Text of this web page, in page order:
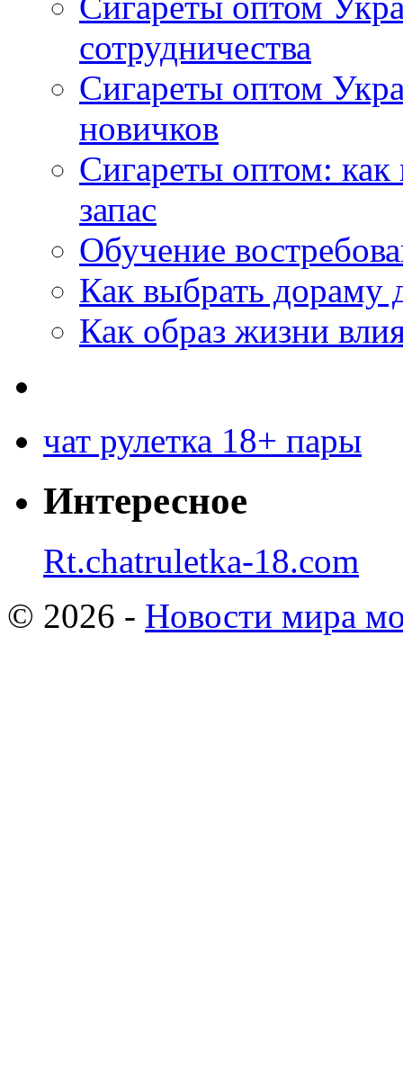
сотрудничества
Сигареты оптом
новичков
Сигареты оптом:
запас
Обучение
Как выбрать дораму
Как образ жизни
чат рулетка 18+ пары
Интересное
Rt.chatruletka-18.com
© 2026 - Новости мира